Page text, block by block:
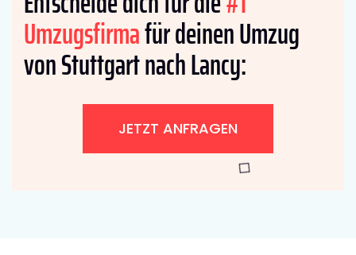
Umzugsfirmafür deinen Umzug
von Stuttgart nach Lancy:
JETZT ANFRAGEN